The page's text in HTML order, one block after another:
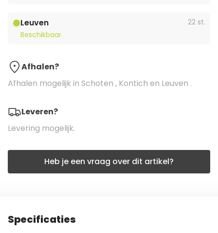
Leuven
22 st.
Beschikbaar.
Afhalen?
Afhalen mogelijk in Schoten , Kontich en Leuven .
Leveren?
Levering mogelijk.
Heb je een vraag over dit artikel?
Specificaties